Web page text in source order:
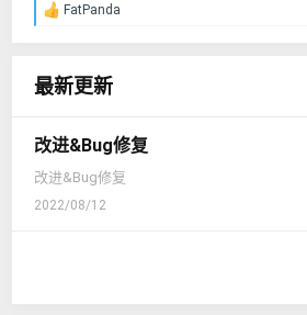
反
FatPanda
最新更新
改进&Bug修复
改进&Bug修复
2022/08/12